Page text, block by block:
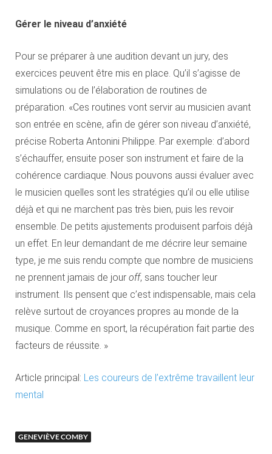
Gérer le niveau d’anxiété
Pour se préparer à une audition devant un jury, des
exercices peuvent être mis en place. Qu’il s’agisse de
simulations ou de l’élaboration de routines de
préparation. «Ces routines vont servir au musicien avant
son entrée en scène, afin de gérer son niveau d’anxiété,
précise Roberta Antonini Philippe. Par exemple: d’abord
s’échauffer, ensuite poser son instrument et faire de la
cohérence cardiaque. Nous pouvons aussi évaluer avec
le musicien quelles sont les stratégies qu’il ou elle utilise
déjà et qui ne marchent pas très bien, puis les revoir
ensemble. De petits ajustements produisent parfois déjà
un effet. En leur demandant de me décrire leur semaine
type, je me suis rendu compte que nombre de musiciens
ne prennent jamais de jour off, sans toucher leur
instrument. Ils pensent que c’est indispensable, mais cela
relève surtout de croyances propres au monde de la
musique. Comme en sport, la récupération fait partie des
facteurs de réussite. »
Article principal: Les coureurs de l’extrême travaillent leur
mental
GENEVIÈVE COMBY